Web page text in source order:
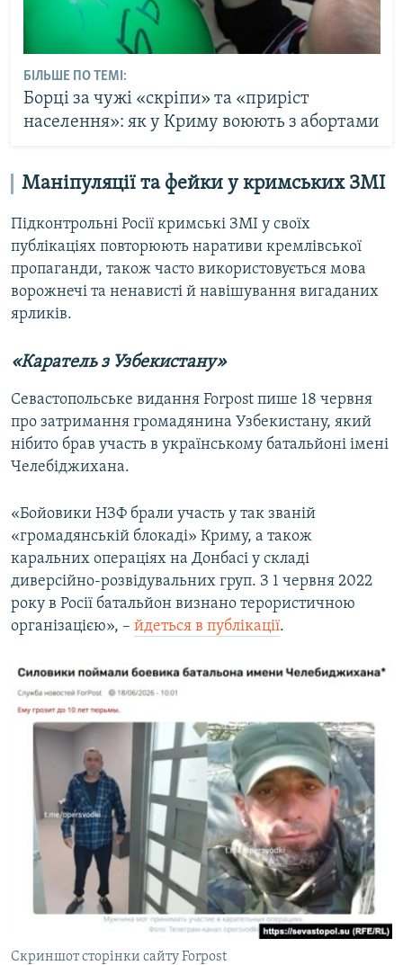
БІЛЬШЕ ПО ТЕМІ:
Борці за чужі «скріпи» та «приріст
населення»: як у Криму воюють з абортами
Маніпуляції та фейки у кримських ЗМІ
Підконтрольні Росії кримські ЗМІ у своїх
публікаціях повторюють наративи кремлівської
пропаганди, також часто використовується мова
ворожнечі та ненависті й навішування вигаданих
ярликів.
«Каратель з Узбекистану»
Севастопольське видання Forpost пише 18 червня
про затримання громадянина Узбекистану, який
нібито брав участь в українському батальйоні імені
Челебіджихана.
«Бойовики НЗФ брали участь у так званій
«громадянській блокаді» Криму, а також
каральних операціях на Донбасі у складі
диверсійно-розвідувальних груп. З 1 червня 2022
року в Росії батальйон визнано терористичною
організацією», – йдеться в публікації.
Скриншот сторінки сайту Forpost